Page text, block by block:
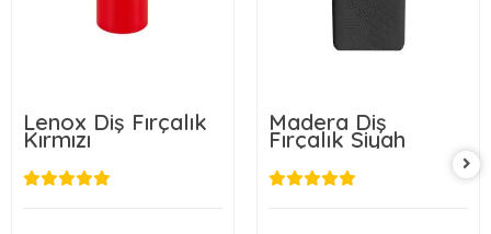
Lenox Diş Fırçalık
Kırmızı
Madera Diş
Fırçalık Siyah